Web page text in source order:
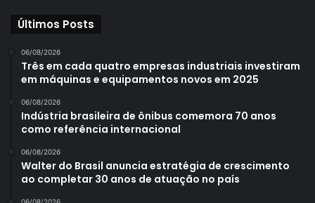
Últimos Posts
06/08/2026
Três em cada quatro empresas industriais investiram
em máquinas e equipamentos novos em 2025
06/08/2026
Indústria brasileira de ônibus comemora 70 anos
como referência internacional
06/08/2026
Walter do Brasil anuncia estratégia de crescimento
ao completar 30 anos de atuação no país